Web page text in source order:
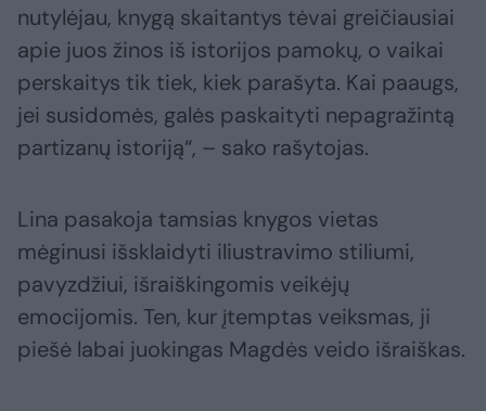
nutylėjau, knygą skaitantys tėvai greičiausiai
apie juos žinos iš istorijos pamokų, o vaikai
perskaitys tik tiek, kiek parašyta. Kai paaugs,
jei susidomės, galės paskaityti nepagražintą
partizanų istoriją“, – sako rašytojas.
Lina pasakoja tamsias knygos vietas
mėginusi išsklaidyti iliustravimo stiliumi,
pavyzdžiui, išraiškingomis veikėjų
emocijomis. Ten, kur įtemptas veiksmas, ji
piešė labai juokingas Magdės veido išraiškas.